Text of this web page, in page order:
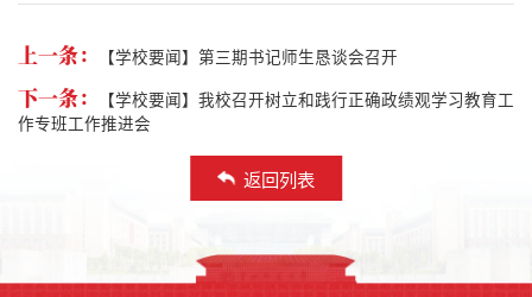
上一条： 【学校要闻】第三期书记师生恳谈会召开
下一条：
【学校要闻】我校召开树立和践行正确政绩观学习教育工
作专班工作推进会
返回列表